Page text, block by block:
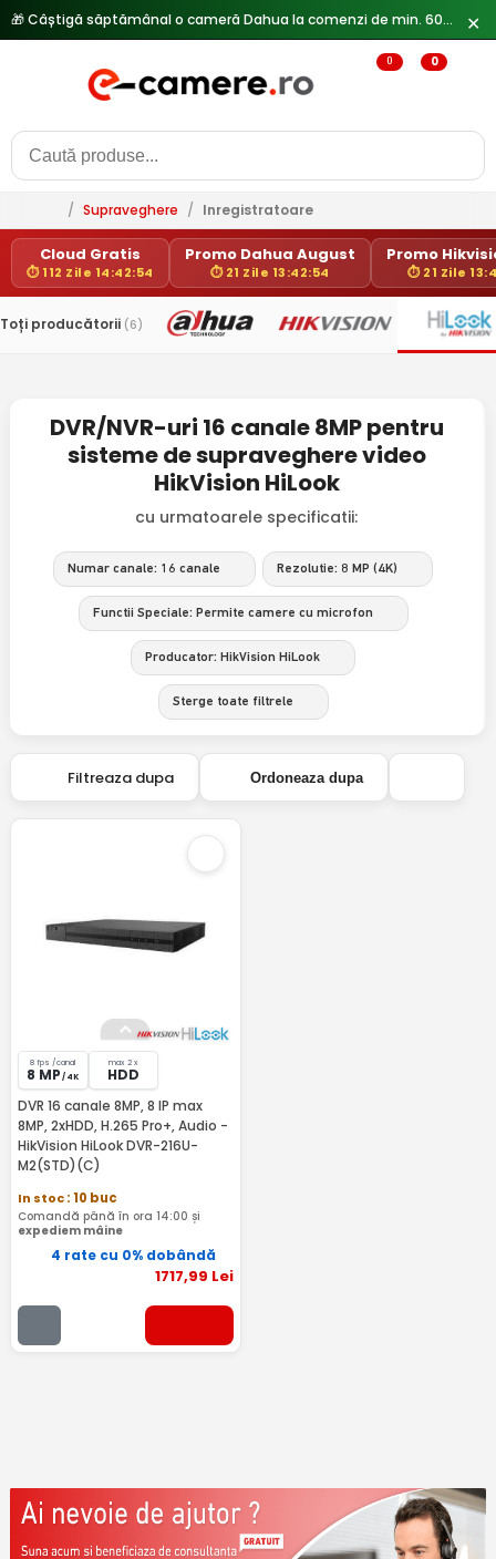
🎁 Câștigă săptămânal o cameră Dahua la comenzi de min. 600 lei — ✕
0 0
/ Supraveghere / Inregistratoare
Cloud Gratis
⏱ 112 Zile 14:42:54
Promo Dahua August
⏱ 21 Zile 13:42:54
Promo
⏱ 21 Zile
Toți producătorii (6)
DVR/NVR-uri 16 canale 8MP pentru
sisteme de supraveghere video
HikVision HiLook
cu urmatoarele specificatii:
Numar canale: 16 canale Rezolutie: 8 MP (4K)
Functii Speciale: Permite camere cu microfon
Producator: HikVision HiLook
Sterge toate filtrele
Filtreaza dupa Ordoneaza dupa
8 fps /canal
8 MP / 4K
max 2 x
HDD
DVR 16 canale 8MP, 8 IP max
8MP, 2xHDD, H.265 Pro+, Audio -
HikVision HiLook DVR-216U-
M2(STD)(C)
In stoc: 10 buc
Comandă până în ora 14:00 și
expediem mâine
4 rate cu 0% dobândă
1717,99 Lei